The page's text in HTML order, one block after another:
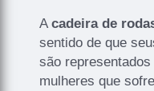
Acadeira de
sentido de que
são
mulheres que